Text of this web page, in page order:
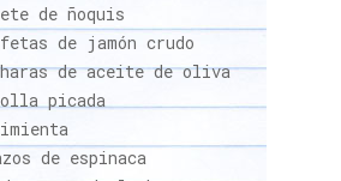
de ñoquis
de jamón crudo
de aceite de oliva
picada
de espinaca